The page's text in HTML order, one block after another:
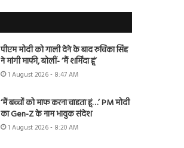
पीएम मोदी को गाली देने के बाद रुचिका सिंह
ने मांगी माफी, बोलीं- ‘मैं शर्मिंदा हूं’
1 August 2026 - 8:47 AM
‘मैं बच्चों को माफ करना चाहता हूं…’ PM मोदी
का Gen-Z के नाम भावुक संदेश
1 August 2026 - 8:20 AM